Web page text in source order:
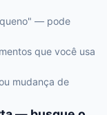
— pode
que você usa
mudança de